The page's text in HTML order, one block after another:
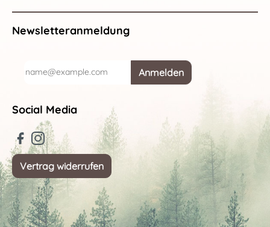
Newsletteranmeldung
Anmelden
Social Media
Vertrag widerrufen